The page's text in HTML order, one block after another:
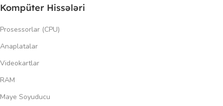
Kompüter Hissələri
Prosessorlar (CPU)
Anaplatalar
Videokartlar
RAM
Maye Soyuducu